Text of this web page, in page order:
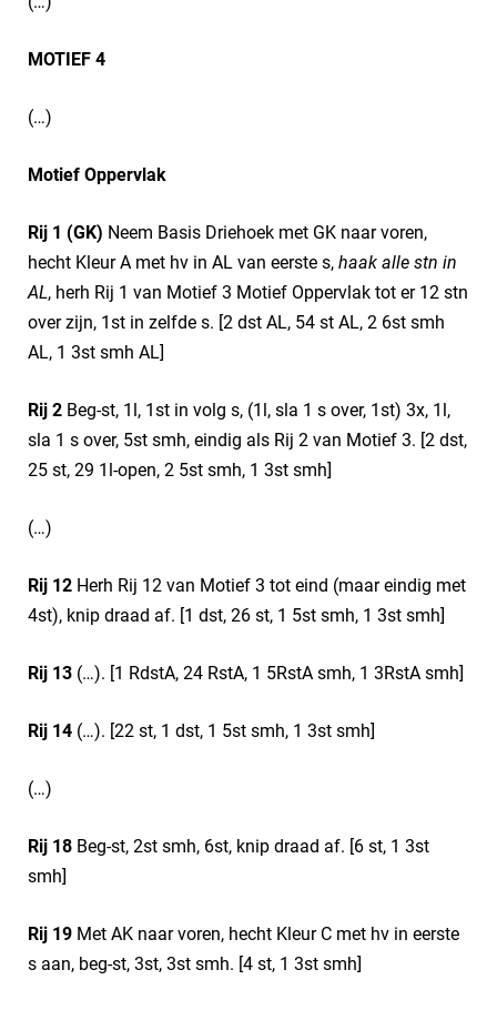
MOTIEF 4
(…)
Motief Oppervlak
Rij 1 (GK) Neem Basis Driehoek met GK naar voren,
hecht Kleur A met hv in AL van eerste s, haak alle stn in
AL, herh Rij 1 van Motief 3 Motief Oppervlak tot er 12 stn
over zijn, 1st in zelfde s. [2 dst AL, 54 st AL, 2 6st smh
AL, 1 3st smh AL]
Rij 2 Beg-st, 1l, 1st in volg s, (1l, sla 1 s over, 1st) 3x, 1l,
sla 1 s over, 5st smh, eindig als Rij 2 van Motief 3. [2 dst,
25 st, 29 1l-open, 2 5st smh, 1 3st smh]
(…)
Rij 12 Herh Rij 12 van Motief 3 tot eind (maar eindig met
4st), knip draad af. [1 dst, 26 st, 1 5st smh, 1 3st smh]
Rij 13 (…). [1 RdstA, 24 RstA, 1 5RstA smh, 1 3RstA smh]
Rij 14 (…). [22 st, 1 dst, 1 5st smh, 1 3st smh]
(…)
Rij 18 Beg-st, 2st smh, 6st, knip draad af. [6 st, 1 3st
smh]
Rij 19 Met AK naar voren, hecht Kleur C met hv in eerste
s aan, beg-st, 3st, 3st smh. [4 st, 1 3st smh]